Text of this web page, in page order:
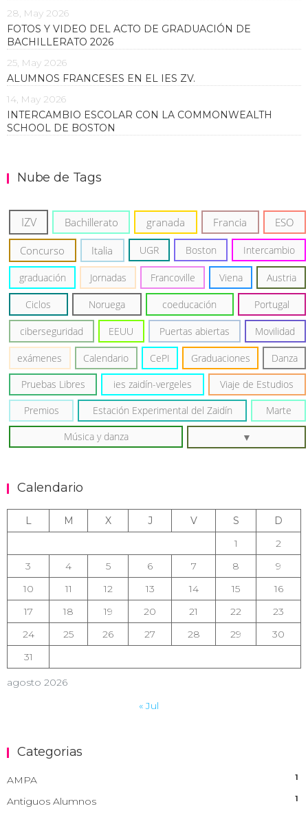
28, May 2026
FOTOS Y VIDEO DEL ACTO DE GRADUACIÓN DE
BACHILLERATO 2026
25, May 2026
ALUMNOS FRANCESES EN EL IES ZV.
14, May 2026
INTERCAMBIO ESCOLAR CON LA COMMONWEALTH
SCHOOL DE BOSTON
Nube de Tags
IZV Bachillerato granada Francia ESO
Concurso Italia UGR Boston Intercambio
graduación Jornadas Francoville Viena Austria
Ciclos Noruega coeducación Portugal
ciberseguridad EEUU Puertas abiertas Movilidad
exámenes Calendario CePI Graduaciones Danza
Pruebas Libres ies zaidín-vergeles Viaje de Estudios
Premios Estación Experimental del Zaidín Marte
Música y danza
Calendario
agosto 2026
L M X J V S
D
1
2
3
4 5 6 7 8
9
10
11 12 13 14 15
16
17
18 19 20 21 22
23
24
25 26 27 28 29
30
31
« Jul
Categorias
AMPA 1
Antiguos Alumnos 1